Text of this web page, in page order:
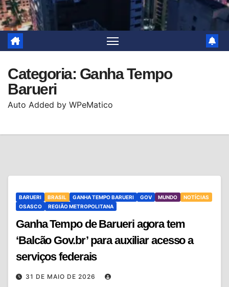
Categoria: Ganha Tempo
Barueri
Auto Added by WPeMatico
BARUERI BRASIL GANHA TEMPO BARUERI GOV MUNDO
NOTÍCIAS
OSASCO
REGIÃO METROPOLITANA
Ganha Tempo de Barueri agora tem
‘Balcão Gov.br’ para auxiliar acesso a
serviços federais
31 DE MAIO DE 2026